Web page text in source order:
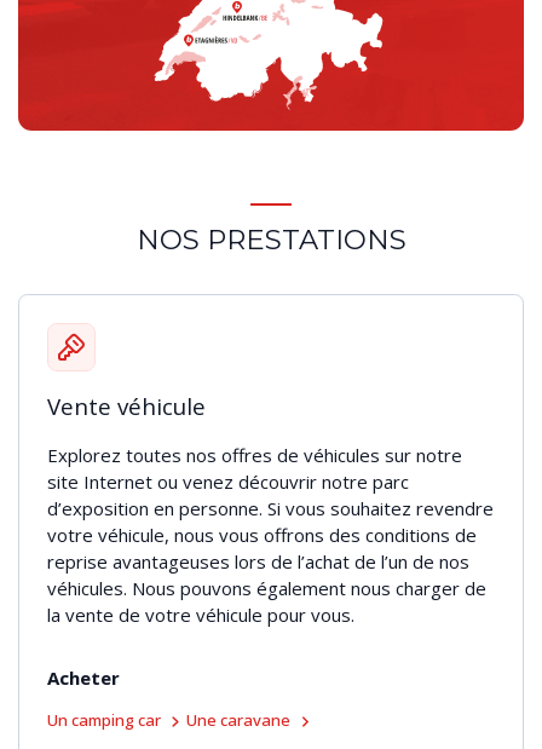
NOS PRESTATIONS
Vente véhicule
Explorez toutes nos offres de véhicules sur notre
site Internet ou venez découvrir notre parc
d’exposition en personne. Si vous souhaitez revendre
votre véhicule, nous vous offrons des conditions de
reprise avantageuses lors de l’achat de l’un de nos
véhicules. Nous pouvons également nous charger de
la vente de votre véhicule pour vous.
Acheter
Un camping car Une caravane